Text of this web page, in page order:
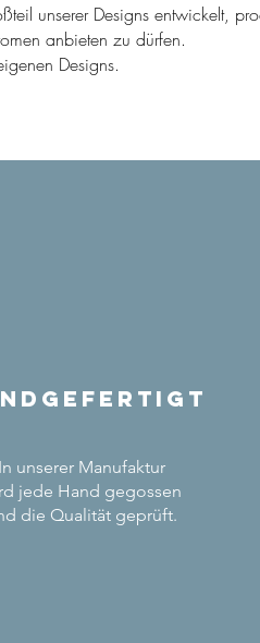
unserer Designs entwickelt,
anbieten zu dürfen.
Designs.
In unserer Manufaktur
jede Hand gegossen
die Qualität geprüft.